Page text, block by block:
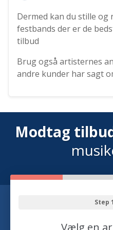
Dermed kan du stille
festbands der er de
tilbud
Brug også artisternes
andre kunder har sagt
Modtag
Step 1